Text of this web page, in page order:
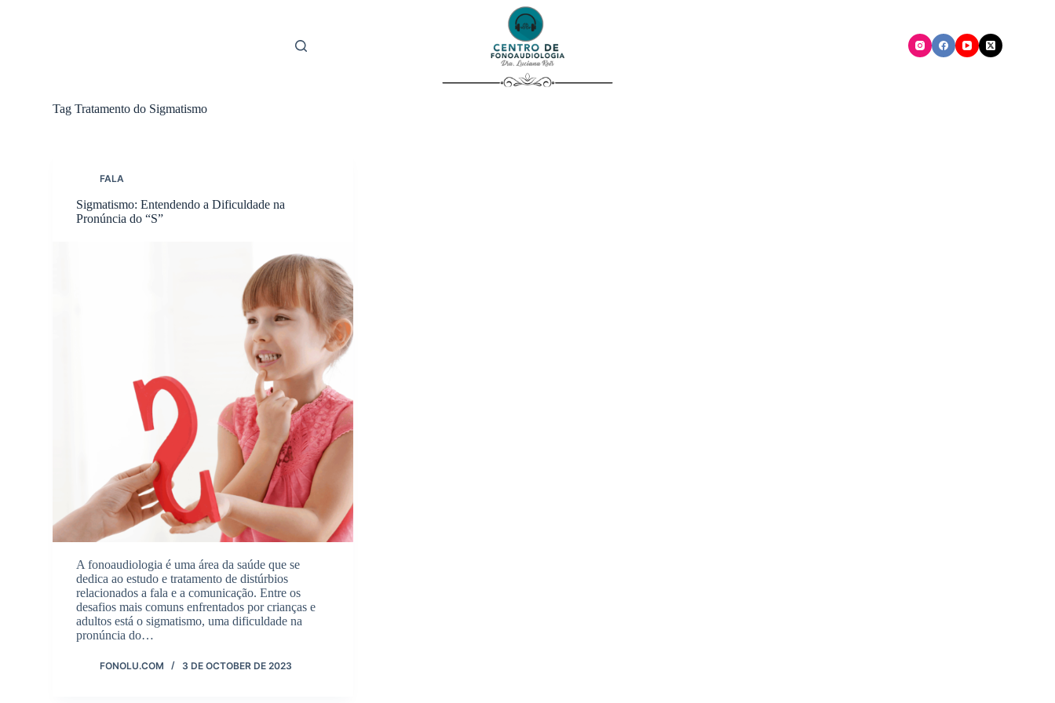
Tag Tratamento do Sigmatismo
FALA
Sigmatismo: Entendendo a Dificuldade na
Pronúncia do “S”
A fonoaudiologia é uma área da saúde que se
dedica ao estudo e tratamento de distúrbios
relacionados a fala e a comunicação. Entre os
desafios mais comuns enfrentados por crianças e
adultos está o sigmatismo, uma dificuldade na
pronúncia do…
FONOLU.COM 3 DE OCTOBER DE 2023